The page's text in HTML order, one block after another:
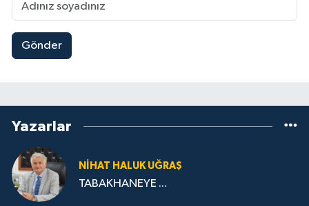
Gönder
Yazarlar
NIHAT HALUK UĞRAŞ
TABAKHANEYE ...